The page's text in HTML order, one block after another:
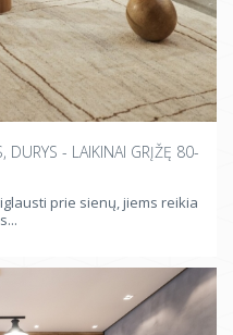
DURYS - LAIKINAI GRĮŽĘ 80-
prie sienų, jiems reikia